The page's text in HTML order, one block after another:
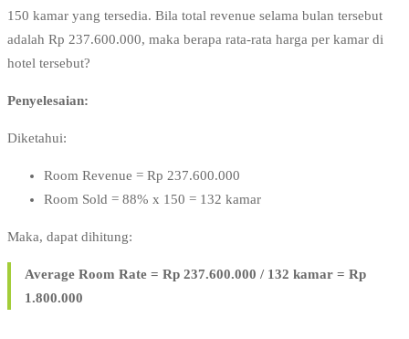
150 kamar yang tersedia. Bila total revenue selama bulan tersebut
adalah Rp 237.600.000, maka berapa rata-rata harga per kamar di
hotel tersebut?
Penyelesaian:
Diketahui:
Room Revenue = Rp 237.600.000
Room Sold = 88% x 150 = 132 kamar
Maka, dapat dihitung:
Average Room Rate = Rp 237.600.000 / 132 kamar = Rp
1.800.000